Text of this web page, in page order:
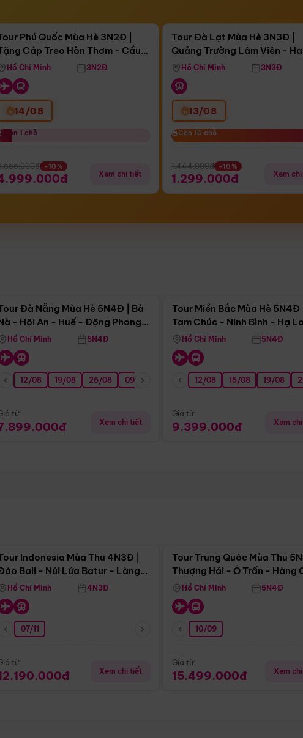
05 ngày 08:40:47
Tặng Cáp Treo Hòn Thơm
Phú Quốc Mùa Hè 3N2Đ |
Cáp Treo Hòn Thơm - Cầu
- Công Viên Nước Aquatopia
Hồ Chí Minh 3N2Đ
14/08
Còn 1 chỗ
Còn 1 chỗ
-10%
Xem chi tiết
Còn04 ngày 08:40:47
Tour Đà Lạt Mùa Hè 3N3Đ |
Quảng Trường Lâm Viên -
Hill - Puppy Farm
Hồ Chí Minh 3N3Đ
13/08
Còn 10 chỗ
Còn 10 chỗ
1.444.000đ -10%
1.299.000đ Xem
13/09 20/09 27/09
Đà Nẵng Mùa Hè 5N4Đ | Bà
- Hội An - Huế - Động Phong
Hồ Chí Minh 5N4Đ
12/08 19/08 26/08 09/09 16/09 23/09 30/09 07/10
từ:
Xem chi tiết
Tour Miền Bắc Mùa Hè 5N4Đ |
Tam Chúc - Ninh Bình - Hạ
Hồ Chí Minh 5N4Đ
12/08 15/08 19/08
Giá từ:
9.399.000đ Xem
Indonesia Mùa Thu 4N3Đ |
Bali - Núi Lửa Batur - Làng
Hồ Chí Minh 4N3Đ
07/11
từ:
Xem chi tiết
Tour Trung Quôc Mùa Thu
Thượng Hải - Ô Trấn - Hàng
(Tour Không Shopping)
Hồ Chí Minh 5N4Đ
10/09
Giá từ:
15.499.000đ Xem